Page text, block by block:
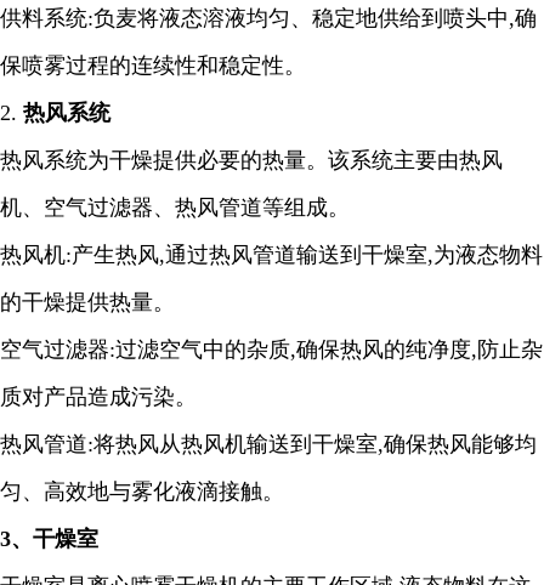
供料系统:负麦将液态溶液均匀、稳定地供给到喷头中,确
保喷雾过程的连续性和稳定性。
2. 热风系统
热风系统为干燥提供必要的热量。该系统主要由热风
机、空气过滤器、热风管道等组成。
热风机:产生热风,通过热风管道输送到干燥室,为液态物料
的干燥提供热量。
空气过滤器:过滤空气中的杂质,确保热风的纯净度, 防止杂
质对产品造成污染。
热风管道:将热风从热风机输送到干燥室,确保热风能够均
匀、高效地与雾化液滴接触。
3、干燥室